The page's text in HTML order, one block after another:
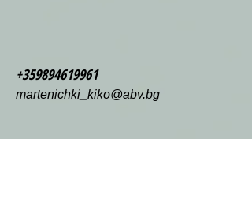
+359894619961
martenichki_kiko@abv.bg